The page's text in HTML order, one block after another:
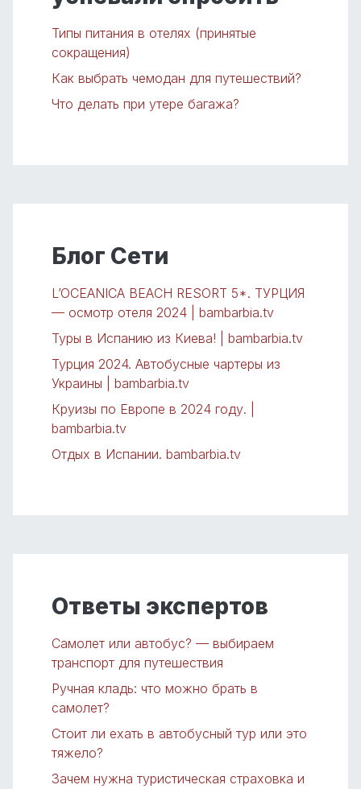
Типы питания в отелях (принятые
сокращения)
Как выбрать чемодан для путешествий?
Что делать при утере багажа?
Блог Сети
L’OCEANICA BEACH RESORT 5*. ТУРЦИЯ
— осмотр отеля 2024 | bambarbia.tv
Туры в Испанию из Киева! | bambarbia.tv
Турция 2024. Автобусные чартеры из
Украины | bambarbia.tv
Круизы по Европе в 2024 году. |
bambarbia.tv
Отдых в Испании. bambarbia.tv
Ответы экспертов
Самолет или автобус? — выбираем
транспорт для путешествия
Ручная кладь: что можно брать в
самолет?
Стоит ли ехать в автобусный тур или это
тяжело?
Зачем нужна туристическая страховка и